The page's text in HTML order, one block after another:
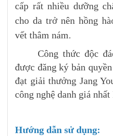
cấp rất nhiều dưỡng
cho da trở nên hồng
vết thâm nám.
Công thức độc
được đăng ký bản
đạt giải thưởng Jang
công nghệ danh giá nhất
Hướng dẫn sử dụng: